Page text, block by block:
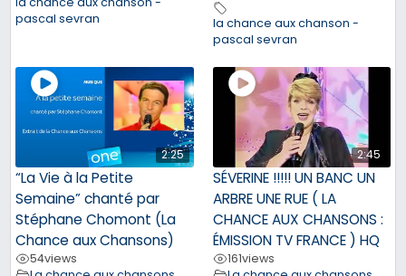
pascal sevran
la chance aux chanson -
pascal sevran
2:25
“La Vie à la Petite
Semaine” chanté par
Stéphane Chomont (La
Chance aux Chansons)
54views
2:45
SÉVERINE !!!!! UN BANC UN
ARBRE UNE RUE ( LA
CHANCE AUX CHANSONS :
ÉMISSION TV FRANCE ) HQ
161views